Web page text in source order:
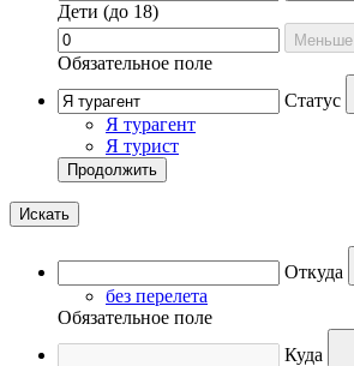
Дети (до 18)
Меньше
Обязательное поле
Статус
Я турагент
Я турист
Продолжить
Искать
Откуда
без перелета
Обязательное поле
Куда